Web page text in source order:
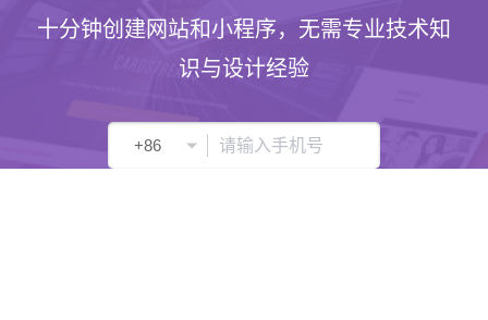
十分钟创建网站和小程序，无需专业技术知
识与设计经验